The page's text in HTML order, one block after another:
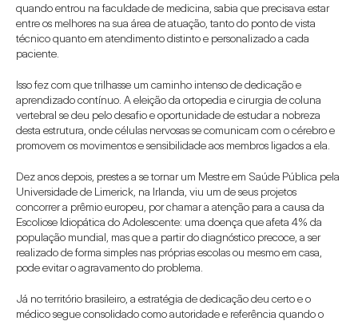
quando entrou na faculdade de medicina, sabia que precisava estar
entre os melhores na sua área de atuação, tanto do ponto de vista
técnico quanto em atendimento distinto e personalizado a cada
paciente.
Isso fez com que trilhasse um caminho intenso de dedicação e
aprendizado contínuo. A eleição da ortopedia e cirurgia de coluna
vertebral se deu pelo desafio e oportunidade de estudar a nobreza
desta estrutura, onde células nervosas se comunicam com o cérebro e
promovem os movimentos e sensibilidade aos membros ligados a ela.
Dez anos depois, prestes a se tornar um Mestre em Saúde Pública pela
Universidade de Limerick, na Irlanda, viu um de seus projetos
concorrer a prêmio europeu, por chamar a atenção para a causa da
Escoliose Idiopática do Adolescente: uma doença que afeta 4% da
população mundial, mas que a partir do diagnóstico precoce, a ser
realizado de forma simples nas próprias escolas ou mesmo em casa,
pode evitar o agravamento do problema.
Já no território brasileiro, a estratégia de dedicação deu certo e o
médico segue consolidado como autoridade e referência quando o